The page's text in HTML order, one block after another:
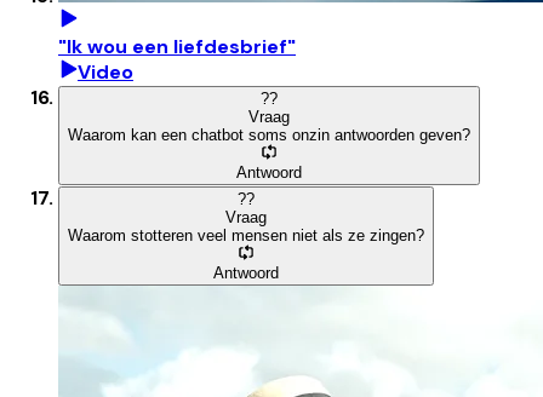
"Ik wou een liefdesbrief"
Video
??
Vraag
Waarom kan een chatbot soms onzin antwoorden geven?
Antwoord
??
Vraag
Waarom stotteren veel mensen niet als ze zingen?
Antwoord